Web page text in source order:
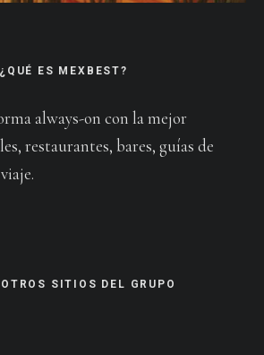
¿QUÉ ES MEXBEST?
always-on con la mejor
restaurantes, bares, guías de
SITIOS DEL GRUPO